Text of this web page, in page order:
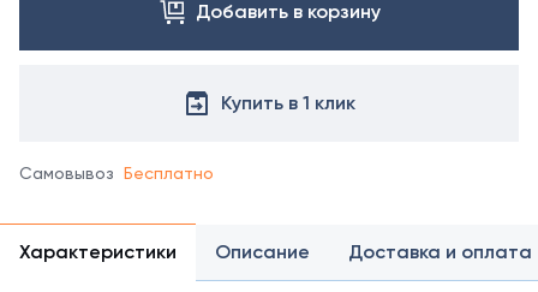
ламелям
связывая
повышая
жесткость
Добавить в корзину
Купить в 1 клик
Самовывоз Бесплатно
Характеристики Описание Доставка и оплата